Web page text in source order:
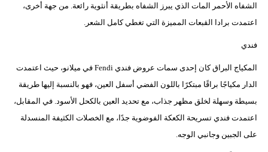
الشفاه الأحمر المات الذي يبرز الشفاه بطريقة أنثوية رائعة. من جهة أخرى،
اعتمدت برادا القبعات المميزة التي تغطي كامل الشعر.
فندي
المكياج البراق كان إحدى سمات عروض فندي Fendi في ميلانو، حيث اعتمدت
الدار مكياجًا براقًا مبتكرًا باللون الفضي أسفل العين، فهو بالنسبة إليها طريقة
بسيطة وسهلة لخلق مظهر جذاب، مع تحديد العين بالكحل الأسود. في المقابل،
اعتمدت فندي تسريحة الكعكة الفوضوية جدًا، مع الخصلات الكثيفة المنسدلة
على الجبين وجانبي الوجه.